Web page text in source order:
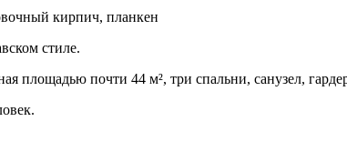
кирпич, планкен
стиле.
площадью почти 44 м², три спальни, санузел,